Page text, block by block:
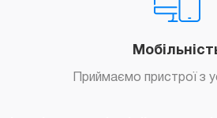
Приймаємо пристрої з